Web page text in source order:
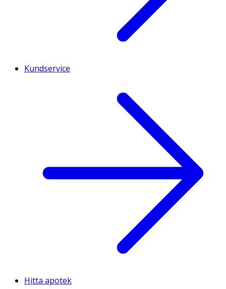
Kundservice
Hitta apotek